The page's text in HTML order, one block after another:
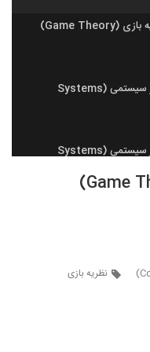
028076 - تفکر سیستمی (Systems
028077 - تفکر سیستمی (Systems
028079 - تفکر سیستمی (Systems
نظریه بازی